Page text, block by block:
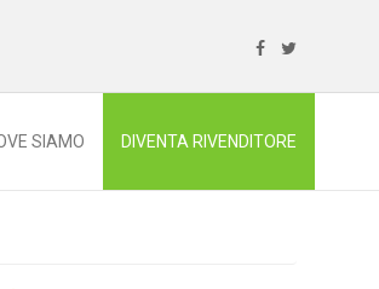
SIAMO DIVENTA RIVENDITORE